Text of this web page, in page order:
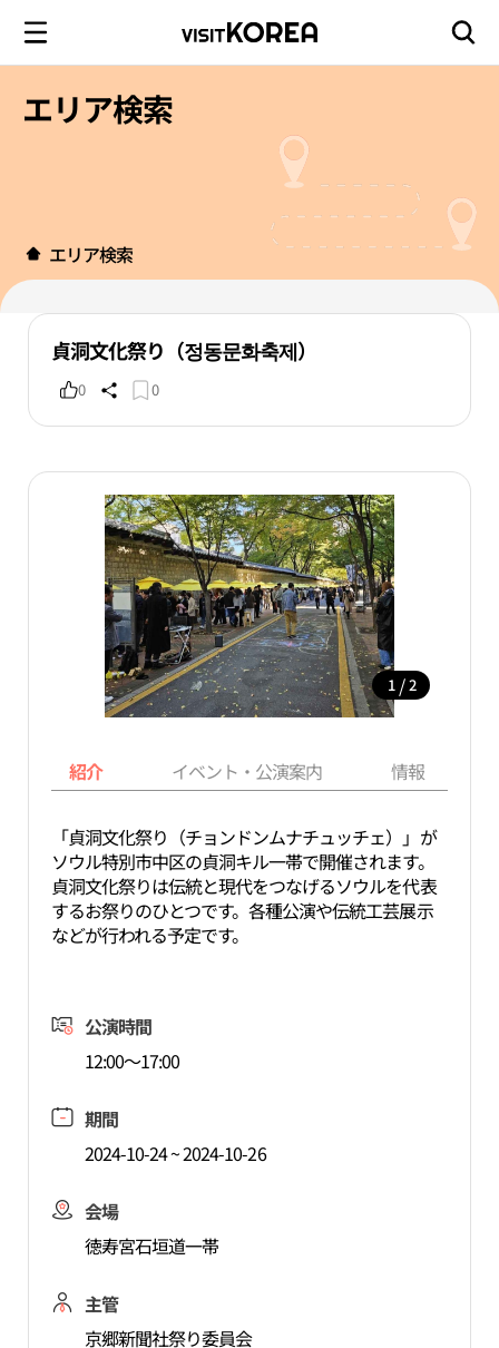
エリア検索
エリア検索
貞洞文化祭り（정동문화축제）
0 0
1 / 2
紹介 イベント・公演案内 情報
「貞洞文化祭り（チョンドンムナチュッチェ）」が
ソウル特別市中区の貞洞キル一帯で開催されます。
貞洞文化祭りは伝統と現代をつなげるソウルを代表
するお祭りのひとつです。各種公演や伝統工芸展示
などが行われる予定です。
公演時間
12:00～17:00
期間
2024-10-24 ~ 2024-10-26
会場
徳寿宮石垣道一帯
主管
京郷新聞社祭り委員会